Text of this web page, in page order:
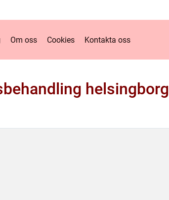
Om oss Cookies Kontakta oss
helsingborg